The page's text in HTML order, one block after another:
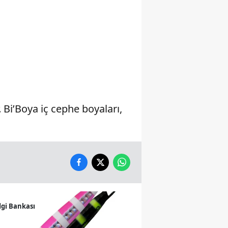
Düzce
iç cephe boyaları,
Bankası